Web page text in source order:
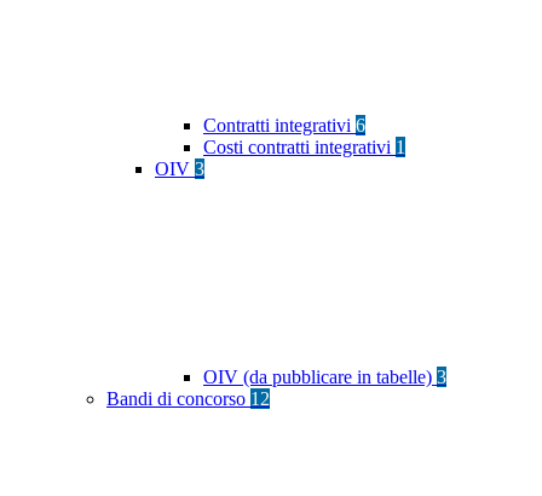
Contratti integrativi 6
Costi contratti integrativi 1
OIV 3
OIV (da pubblicare in tabelle) 3
Bandi di concorso 12